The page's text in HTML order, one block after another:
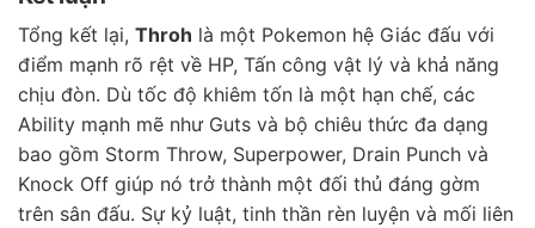
Tổng kết lại, Throh là một Pokemon hệ Giác đấu với
điểm mạnh rõ rệt về HP, Tấn công vật lý và khả năng
chịu đòn. Dù tốc độ khiêm tốn là một hạn chế, các
Ability mạnh mẽ như Guts và bộ chiêu thức đa dạng
bao gồm Storm Throw, Superpower, Drain Punch và
Knock Off giúp nó trở thành một đối thủ đáng gờm
trên sân đấu. Sự kỷ luật, tinh thần rèn luyện và mối liên